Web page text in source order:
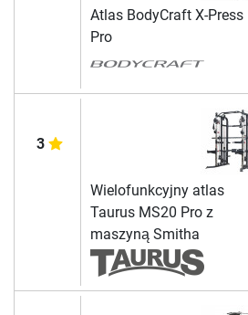
Atlas BodyCraft X-Press
Pro
3
Wielofunkcyjny atlas
Taurus MS20 Pro z
maszyną Smitha